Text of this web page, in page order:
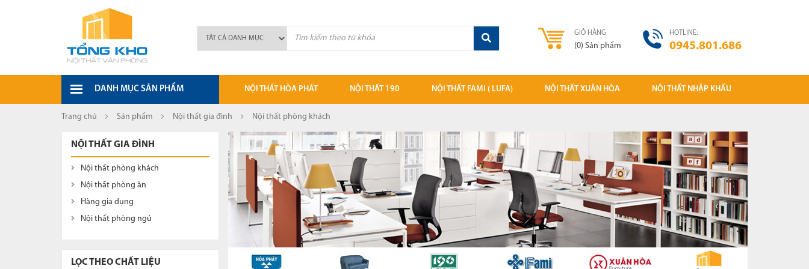
GIỎ HÀNG
(0) Sản phẩm
HOTLINE:
0945.801.686
DANH MỤC SẢN PHẨM NỘI THẤT HÒA PHÁT
Bàn tủ lãnh đạo
Bàn làm việc
Tủ sắt, giá sắt
Tủ tài liệu gỗ
Bàn họp văn phòng
Ghế văn phòng Hòa Phát
Ghế gấp, ghế đôn, ghế nhựa, ghế bar
NỘI THẤT 190
Mẫu chất liệu 190
Ghế văn phòng 190
Tủ tài liệu 190
Bàn làm việc 190
Bàn ghế học sinh
Bàn - ghế Sofa 190
NỘI THẤT FAMI ( LUFA)
Bàn họp Fami
Bàn làm việc Fami
Bàn vi tính
Bàn học sinh
Ghế văn phòng Fami
Bảng các loại
NỘI THẤT XUÂN HÒA
Ghế phòng chờ
Bàn văn phòng XH
Ghế văn phòng Xuân Hòa
Tủ sắt văn phòng XH
Vách ngăn văn phòng
NỘI THẤT NHẬP KHẨU
Cụm bàn làm việc NK
Vách ngăn văn phòng giá rẻ
Ghế xoay nhân viên NK
Ghế chân quỳ NK( Ghế phòng họp)
Ghế giám đốc - trưởng phòng NK
Bàn làm việc nhân viên
Trang chủ Sản phẩm Nội thất gia đình Nội thất phòng khách
NỘI THẤT GIA ĐÌNH
Nội thất phòng khách
Nội thất phòng ăn
Hàng gia dụng
Nội thất phòng ngủ
LỌC THEO CHẤT LIỆU